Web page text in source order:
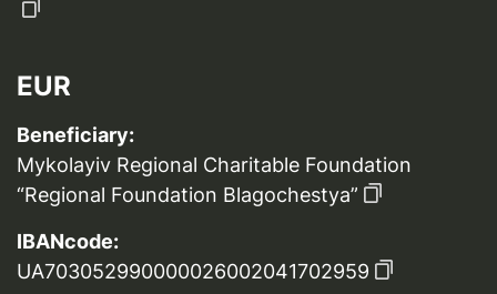
EUR
Beneficiary:
Mykolayiv Regional Charitable Foundation
“Regional Foundation Blagochestya”
IBANcode:
UA703052990000026002041702959